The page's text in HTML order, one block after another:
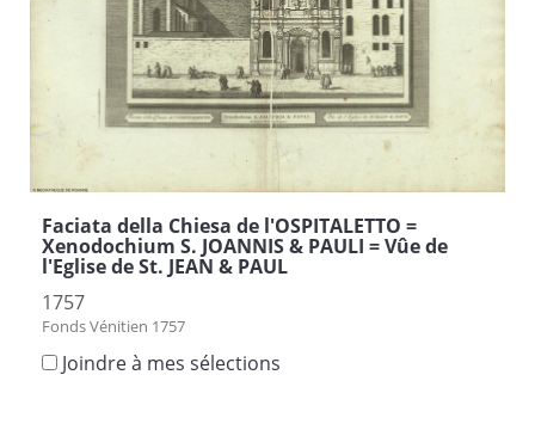
Faciata della Chiesa de l'OSPITALETTO =
Xenodochium S. JOANNIS & PAULI = Vûe de
l'Eglise de St. JEAN & PAUL
1757
Fonds Vénitien 1757
Joindre à mes sélections